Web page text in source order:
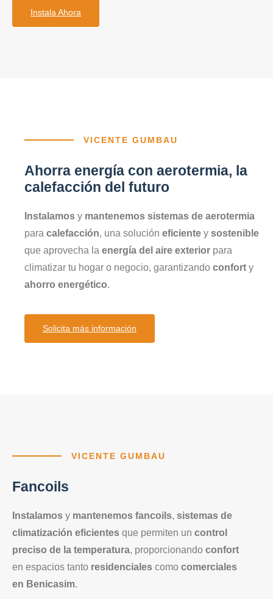
Instala Ahora
VICENTE GUMBAU
Ahorra energía con aerotermia, la
calefacción del futuro
Instalamos y mantenemos sistemas de aerotermia
para calefacción, una solución eficiente y sostenible
que aprovecha la energía del aire exterior para
climatizar tu hogar o negocio, garantizando confort y
ahorro energético.
Solicita más información
VICENTE GUMBAU
Fancoils
Instalamos y mantenemos fancoils, sistemas de
climatización eficientes que permiten un control
preciso de la temperatura, proporcionando confort
en espacios tanto residenciales como comerciales
en Benicasim.